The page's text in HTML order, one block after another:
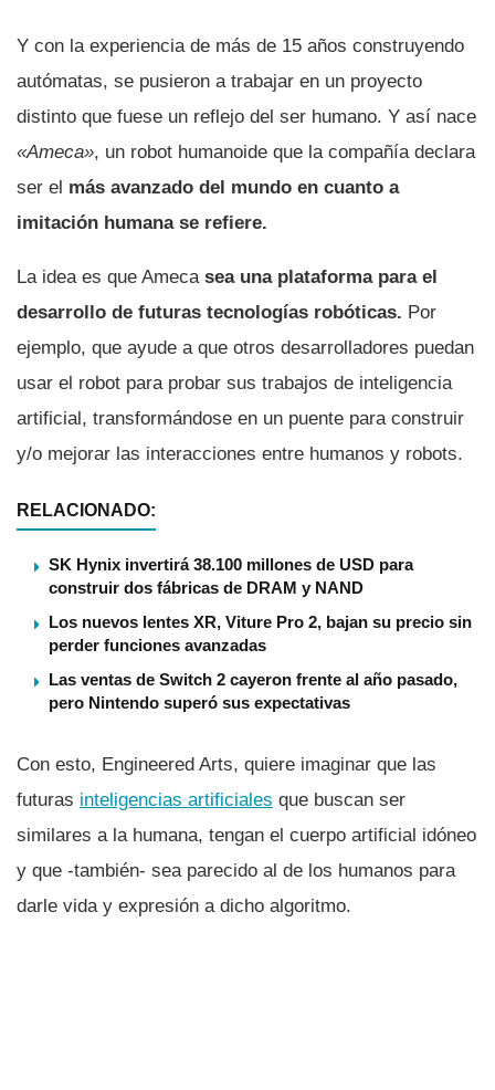
Y con la experiencia de más de 15 años construyendo
autómatas, se pusieron a trabajar en un proyecto
distinto que fuese un reflejo del ser humano. Y así nace
«Ameca», un robot humanoide que la compañía declara
ser el más avanzado del mundo en cuanto a
imitación humana se refiere.
La idea es que Ameca sea una plataforma para el
desarrollo de futuras tecnologías robóticas. Por
ejemplo, que ayude a que otros desarrolladores puedan
usar el robot para probar sus trabajos de inteligencia
artificial, transformándose en un puente para construir
y/o mejorar las interacciones entre humanos y robots.
RELACIONADO:
SK Hynix invertirá 38.100 millones de USD para
construir dos fábricas de DRAM y NAND
Los nuevos lentes XR, Viture Pro 2, bajan su precio sin
perder funciones avanzadas
Las ventas de Switch 2 cayeron frente al año pasado,
pero Nintendo superó sus expectativas
Con esto, Engineered Arts, quiere imaginar que las
futuras inteligencias artificiales que buscan ser
similares a la humana, tengan el cuerpo artificial idóneo
y que -también- sea parecido al de los humanos para
darle vida y expresión a dicho algoritmo.